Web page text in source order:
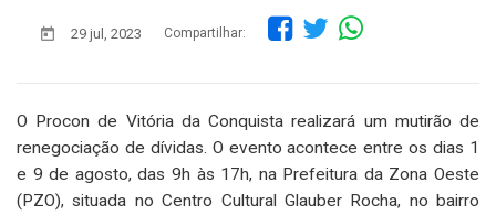
29 jul, 2023 Compartilhar:
O Procon de Vitória da Conquista realizará um mutirão de
renegociação de dívidas. O evento acontece entre os dias 1
e 9 de agosto, das 9h às 17h, na Prefeitura da Zona Oeste
(PZO), situada no Centro Cultural Glauber Rocha, no bairro